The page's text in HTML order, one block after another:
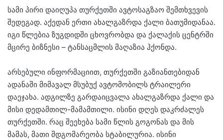
სამი პირი დაიღუპა თურქეთში ავტოსაგზაო შემთხვევის
შედეგად. აქედან ერთი ახალგაზრდა ქალი ბათუმიდანაა.
იგი წლებია ზუგდიდში ცხოვრობდა და ქალაქის ცენტრში
მცირე ბიზნესი – ტანსაცმლის მაღაზია ჰქონდა.
არსებული ინფორმაციით, თურქეთში გაზიანთებიდან
ადანაში მიმავალ მსუბუქ ავტომობილს ტრაილერი
დაეჯახა. ადგილზე გარდაიცვალა ახალგაზრდა ქალი და
მისი დედამთილ-მამამთილი. ისინი დღეს დაკრძალეს
თურქეთში. რაც შეეხება სამი წლის გოგონას და მის
მამას, მათი მდგომარეობა სტაბილურია. ისინი